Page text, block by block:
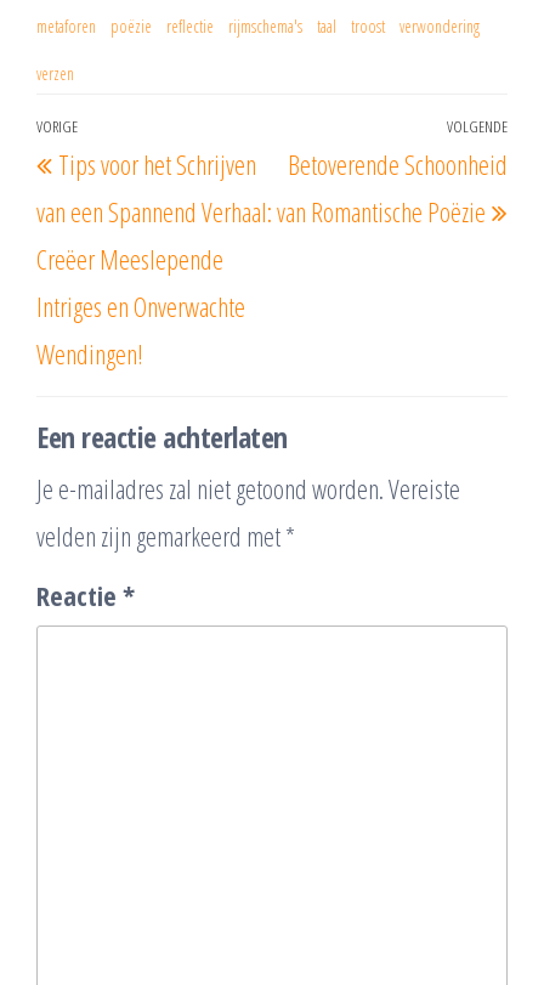
metaforen poëzie reflectie rijmschema's taal troost verwondering
verzen
Berichtnavigatie
Vorig
bericht
VORIGE
Tips voor het Schrijven
van een Spannend Verhaal:
Creëer Meeslepende
Intriges en Onverwachte
Wendingen!
VOLGENDE
Betoverende Schoonheid
van Romantische Poëzie
Een reactie achterlaten
Je e-mailadres zal niet getoond worden.Vereiste
velden zijn gemarkeerd met*
Reactie *